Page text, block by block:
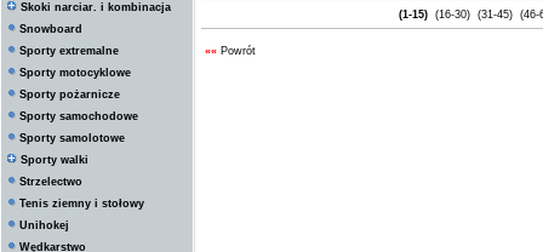
Skoki narciar. i kombinacja
Snowboard
Sporty extremalne
Sporty motocyklowe
Sporty pożarnicze
Sporty samochodowe
Sporty samolotowe
Sporty walki
Strzelectwo
Tenis ziemny i stołowy
Unihokej
Wędkarstwo
(1-15) (16-30) (31-45)
«« Powrót